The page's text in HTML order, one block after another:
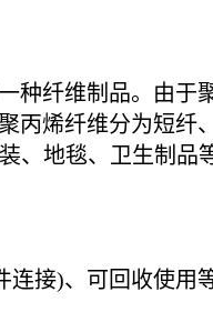
种纤维制品。由
烯纤维分为短纤
地毯、卫生制品
接)、可回收使用